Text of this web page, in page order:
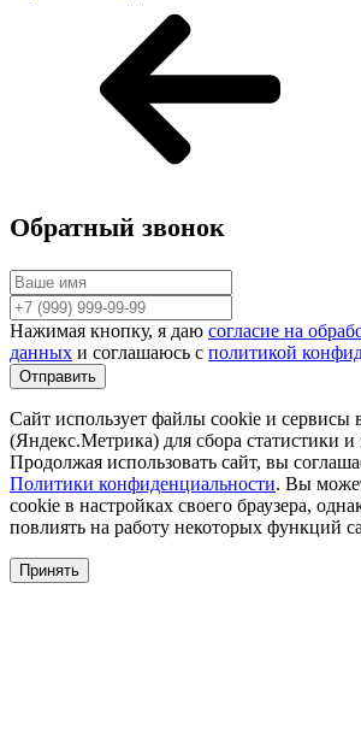
Обратный звонок
Нажимая кнопку, я даю согласие на
данных и соглашаюсь с политикой
Сайт использует файлы cookie и сервисы
(Яндекс.Метрика) для сбора статистики
Продолжая использовать сайт, вы
Политики конфиденциальности. Вы
cookie в настройках своего браузера,
повлиять на работу некоторых функций
Принять